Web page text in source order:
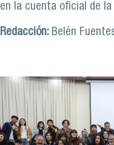
en la cuenta oficial de la
Redacción: Belén